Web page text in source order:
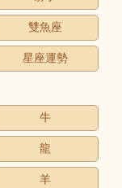
雙魚座
星座運勢
牛
龍
羊